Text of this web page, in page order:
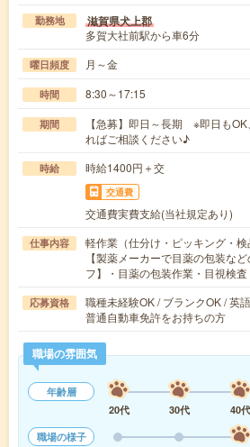
勤務地 滋賀県犬上郡
多賀大社前駅から車6分
曜日頻度 月～金
時間 8:30～17:15
期間
【急募】即日～長期 ※即日も
ればご相談ください♪
時給 時給1400円＋交
交通費
交通費実費支給(当社規定あり)
仕事内容
軽作業（仕分け・ピッキング・検
【製薬メーカーで目薬の包装な
フ】・目薬の包装作業・目視検
応募資格
職種未経験OK / ブランクOK / 英
普通自動車免許をお持ちの方
職場の雰囲気
年齢層
20代
30代 40代
職場の様子